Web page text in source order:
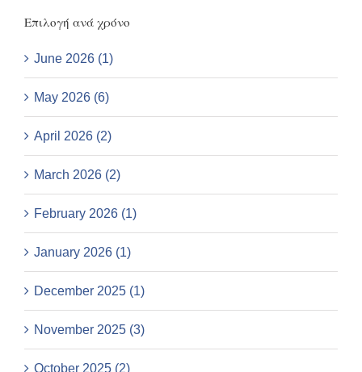
Επιλογή ανά χρόνο
June 2026 (1)
May 2026 (6)
April 2026 (2)
March 2026 (2)
February 2026 (1)
January 2026 (1)
December 2025 (1)
November 2025 (3)
October 2025 (2)